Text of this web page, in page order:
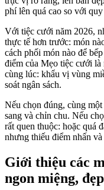
phí lên quá cao so với
Với tiệc cưới năm 2026,
thực tế hơn trước: món
cách phối món nào để
điểm của Mẹo tiệc cưới
cùng lúc: khẩu vị vùng
soát ngân sách.
Nếu chọn đúng, cùng
sang và chỉn chu. Nếu
rất quen thuộc: hoặc quá
nhưng thiếu điểm nhấn
Giới thiệu các
ngon miệng,